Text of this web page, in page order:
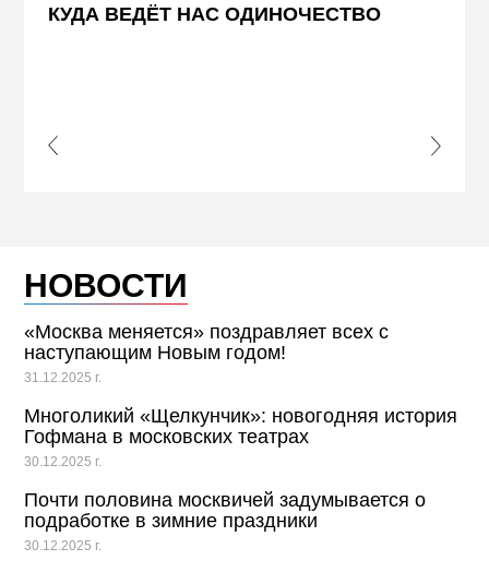
КУДА ВЕДЁТ НАС ОДИНОЧЕСТВО
Slide
Next
НОВОСТИ
«Москва меняется» поздравляет всех с
наступающим Новым годом!
31.12.2025 г.
Многоликий «Щелкунчик»: новогодняя история
Гофмана в московских театрах
30.12.2025 г.
Почти половина москвичей задумывается о
подработке в зимние праздники
30.12.2025 г.